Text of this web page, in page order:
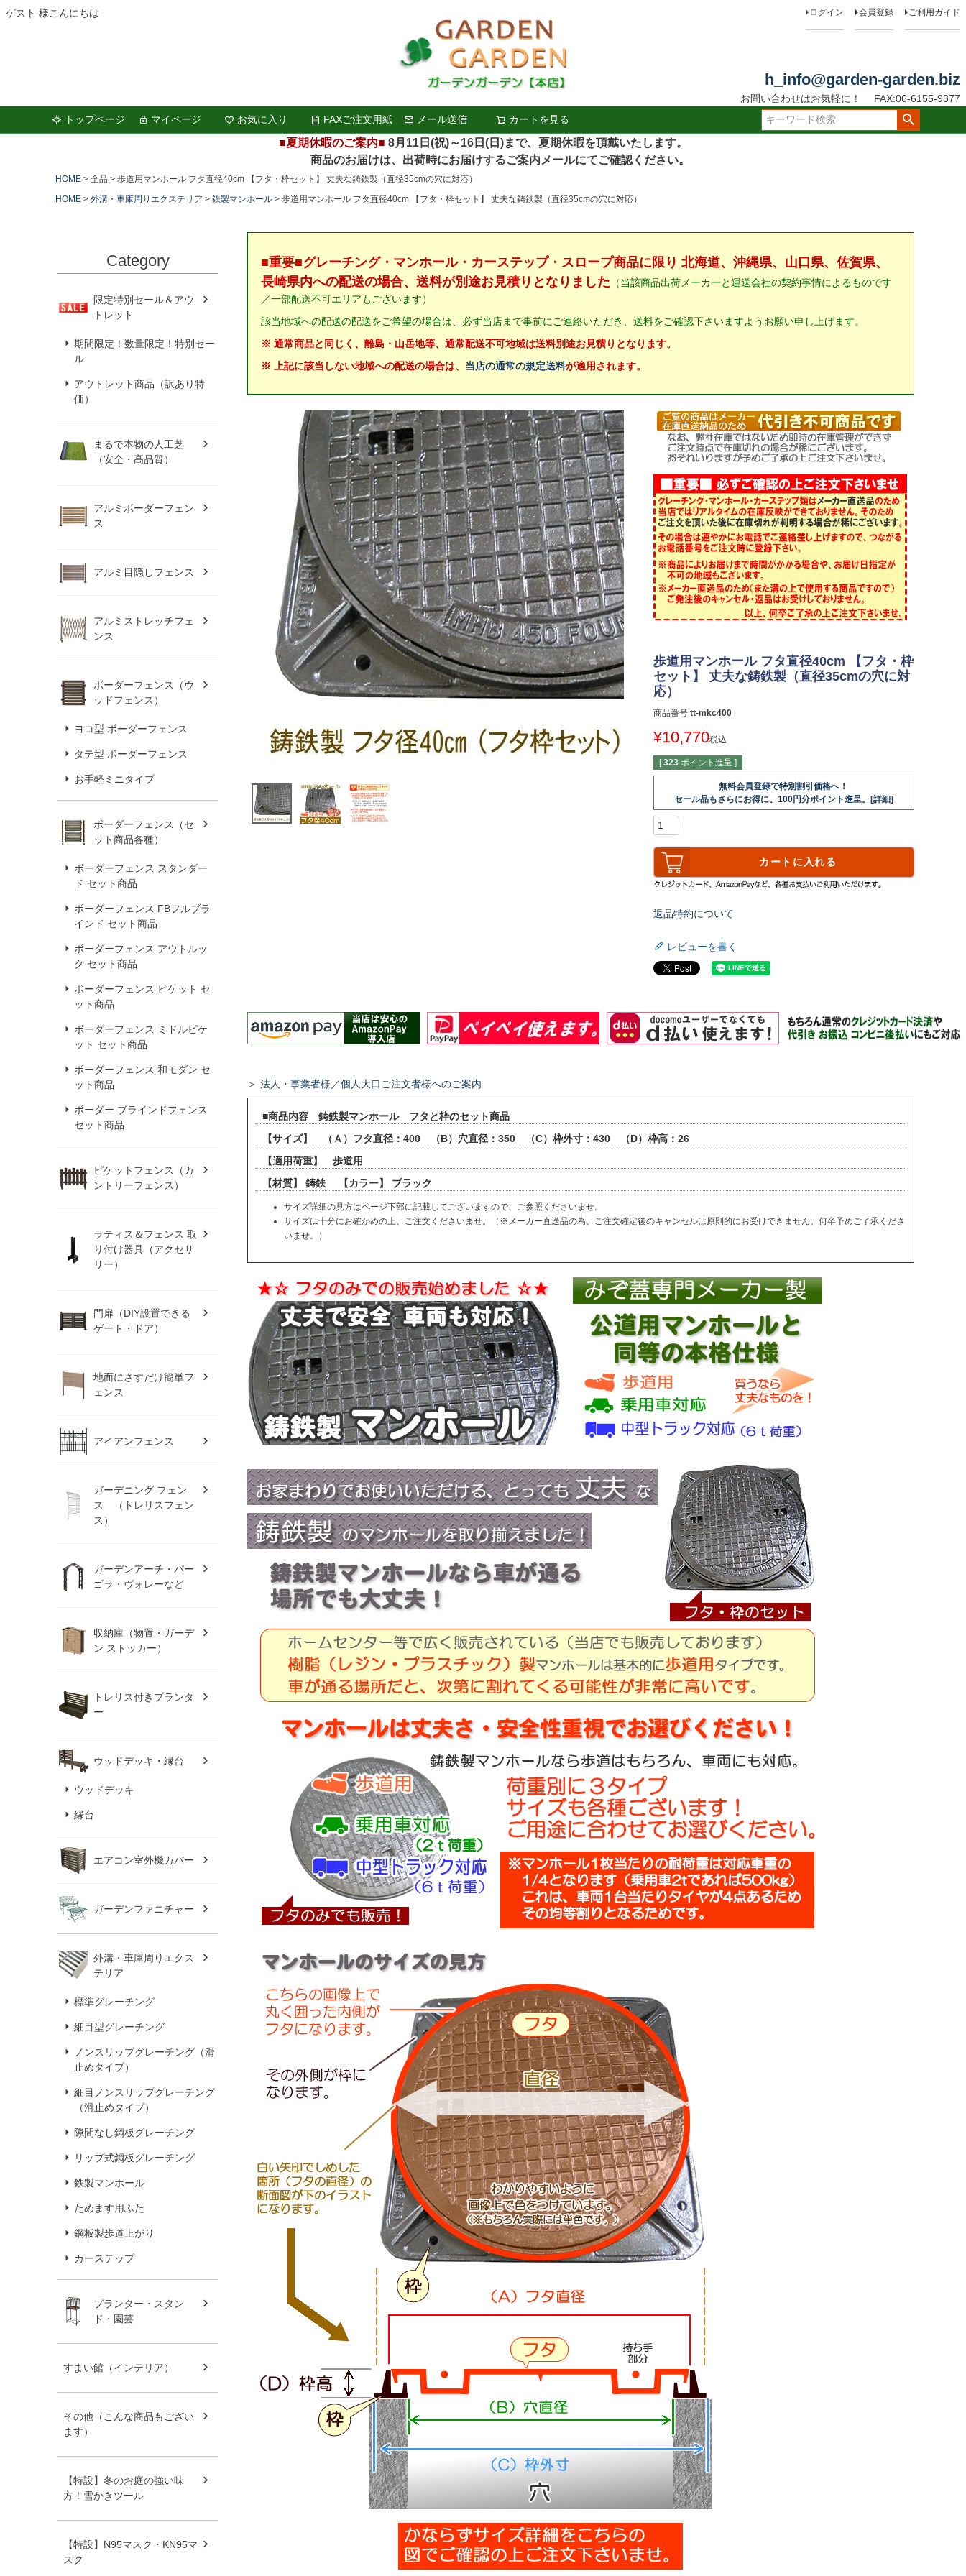
ゲスト 様こんにちは ログイン 会員登録 ご利用ガイド
h_info@garden-garden.biz
お問い合わせはお気軽に！
FAX:06-6155-9377
トップページ
マイページ お気に入り FAXご注文用紙 メール送信 カートを見る
検索
■夏期休暇のご案内■ 8月11日(祝)～16日(日)まで、夏期休暇を頂戴いたします。
商品のお届けは、出荷時にお届けするご案内メールにてご確認ください。
HOME 全品
歩道用マンホール フタ直径40cm 【フタ・枠セット】 丈夫な鋳鉄製（直径35cmの穴に対応）
HOME
外溝・車庫周りエクステリア 鉄製マンホール 歩道用マンホール フタ直径40cm 【フタ・枠セット】 丈夫な鋳鉄製（直径35cmの穴に対応）
Category
限定特別セール＆アウ
トレット
期間限定！数量限定！特別セー
ル
アウトレット商品（訳あり特
価）
まるで本物の人工芝
（安全・高品質）
アルミボーダーフェン
ス
アルミ目隠しフェンス
アルミストレッチフェ
ンス
ボーダーフェンス（ウ
ッドフェンス）
ヨコ型 ボーダーフェンス
タテ型 ボーダーフェンス
お手軽ミニタイプ
ボーダーフェンス（セ
ット商品各種）
ボーダーフェンス スタンダー
ド セット商品
ボーダーフェンス FBフルブラ
インド セット商品
ボーダーフェンス アウトルッ
ク セット商品
ボーダーフェンス ピケット セ
ット商品
ボーダーフェンス ミドルピケ
ット セット商品
ボーダーフェンス 和モダン セ
ット商品
ボーダー ブラインドフェンス
セット商品
ピケットフェンス（カ
ントリーフェンス）
ラティス＆フェンス 取
り付け器具（アクセサ
リー）
門扉（DIY設置できる
ゲート・ドア）
地面にさすだけ簡単フ
ェンス
アイアンフェンス
ガーデニング フェン
ス （トレリスフェン
ス）
ガーデンアーチ・パー
ゴラ・ヴォレーなど
収納庫（物置・ガーデ
ン ストッカー）
トレリス付きプランタ
ー
ウッドデッキ・縁台
ウッドデッキ
縁台
エアコン室外機カバー
ガーデンファニチャー
外溝・車庫周りエクス
テリア
標準グレーチング
細目型グレーチング
ノンスリップグレーチング（滑
止めタイプ）
細目ノンスリップグレーチング
（滑止めタイプ）
隙間なし鋼板グレーチング
リップ式鋼板グレーチング
鉄製マンホール
ためます用ふた
鋼板製歩道上がり
カーステップ
プランター・スタン
ド・園芸
すまい館（インテリア）
その他（こんな商品もござい
ます）
【特設】冬のお庭の強い味
方！雪かきツール
【特設】N95マスク・KN95マ
スク
■重要■グレーチング・マンホール・カーステップ・スロープ商品に限り 北海道、沖縄県、山口県、佐賀県、
長崎県内への配送の場合、送料が別途お見積りとなりました （当該商品出荷メーカーと運送会社の契約事情によるものです
／一部配送不可エリアもございます）
該当地域への配送の配送をご希望の場合は、必ず当店まで事前にご連絡いただき、送料をご確認下さいますようお願い申し上げます。
※ 通常商品と同じく、離島・山岳地等、通常配送不可地域は送料別途お見積りとなります。
※ 上記に該当しない地域への配送の場合は、 当店の通常の規定送料が適用されます。
歩道用マンホール フタ直径40cm 【フタ・枠
セット】 丈夫な鋳鉄製（直径35cmの穴に対
応）
商品番号 tt-mkc400
¥10,770税込
[ 323 ポイント進呈 ]
無料会員登録で特別割引価格へ！
セール品もさらにお得に。100円分ポイント進呈。[詳細]
カートに入れる
返品特約について
レビューを書く
＞ 法人・事業者様／個人大口ご注文者様へのご案内
■商品内容 鋳鉄製マンホール フタと枠のセット商品
【サイズ】 （Ａ）フタ直径：400 （B）穴直径：350 （C）枠外寸：430 （D）枠高：26
【適用荷重】 歩道用
【材質】 鋳鉄 【カラー】 ブラック
サイズ詳細の見方はページ下部に記載してございますので、ご参照くださいませ。
サイズは十分にお確かめの上、ご注文くださいませ。（※メーカー直送品の為、ご注文確定後のキャンセルは原則的にお受けできません。何卒予めご了承くださ
いませ。）